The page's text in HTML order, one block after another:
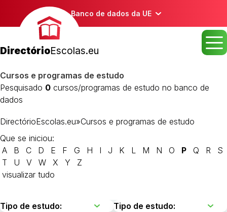
Banco de dados da UE
DirectórioEscolas.eu
Cursos e programas de estudo
Pesquisado 0 cursos/programas de estudo no banco de
dados
DirectórioEscolas.eu»Cursos e programas de estudo
Que se iniciou:
A
B C D E F G H I J K L M N O P Q R
S
T
U V W X Y
Z
visualizar tudo